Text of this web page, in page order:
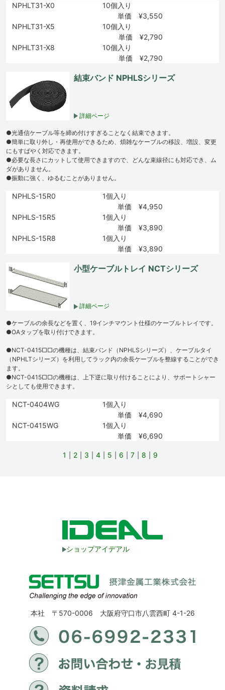
NPHLT31-X0
10個入り
単価 ¥3,550
NPHLT31-X5
10個入り
単価 ¥2,790
NPHLT31-X8
10個入り
単価 ¥2,790
結束バンド NPHLSシリーズ
詳細ページ
●光通信ケーブル等を締め付けすぎることなく結束できます。
●簡単に取り外し・再使用ができるため、煩雑なケーブルの移設、増設、変更
にもすばやく対応できます。
●必要な長さにカットして使用できますので、どんな束線径にも対応でき、ム
ダがありません。
●振動に強く、ゆるむことがありません。
NPHLS-15R0
1個入り
単価 ¥4,950
NPHLS-15R5
1個入り
単価 ¥3,890
NPHLS-15R8
1個入り
単価 ¥3,890
小型ケーブルトレイ NCTシリーズ
詳細ページ
●ケーブルの余長などを置く、19インチマウント仕様のケーブルトレイです。
●OAタップを取り付けできます。
●NCT-0415□□の機種は、結束バンド（NPHLSシリーズ）、ケーブルタイ
（NPHLTシリーズ）を利用してラック内の余長ケーブルを整線することができ
ます。
●NCT-0415□□の機種は、上下逆に取り付けることにより、サポートシャー
シとしても使用できます。
NCT-0404WG
1個入り
単価 ¥4,690
NCT-0415WG
1個入り
単価 ¥6,690
1 2 3 4 5 6 7 8 9
ショップアイデアル
本社 〒570-0006 大阪府守口市八雲西町 4-1-26